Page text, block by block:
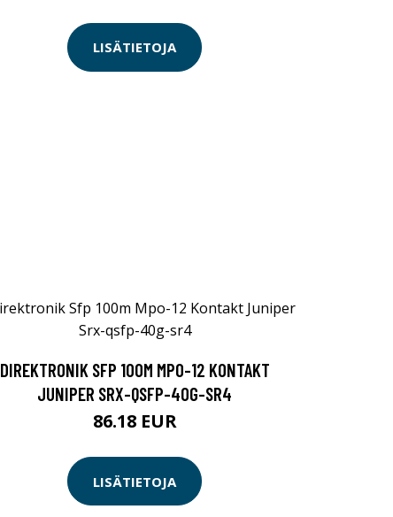
LISÄTIETOJA
DIREKTRONIK SFP 100M MPO-12 KONTAKT
JUNIPER SRX-QSFP-40G-SR4
86.18 EUR
LISÄTIETOJA